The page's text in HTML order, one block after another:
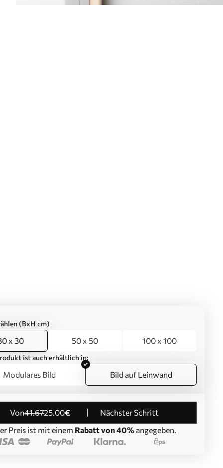
(BxH cm)
x 30 50 x 50 100 x 100
ist auch erhältlich in:
Modulares Bild Bild auf Leinwand
von41.6725.00€
Nächster Schritt
Preis ist mit einem Rabatt von 40% angegeben.